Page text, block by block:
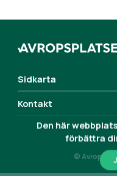
Sidkarta
Kontakt
©
Den här
förbättra